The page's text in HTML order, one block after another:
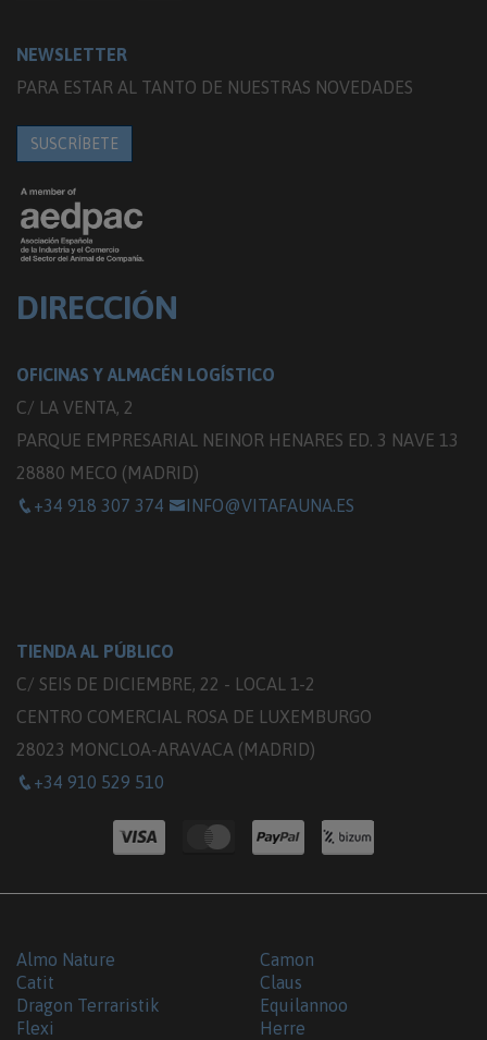
NEWSLETTER
PARA ESTAR AL TANTO DE NUESTRAS NOVEDADES
SUSCRÍBETE
DIRECCIÓN
OFICINAS Y ALMACÉN LOGÍSTICO
C/ LA VENTA, 2
PARQUE EMPRESARIAL NEINOR HENARES ED. 3 NAVE 13
28880 MECO (MADRID)
+34 918 307 374
INFO@VITAFAUNA.ES
TIENDA AL PÚBLICO
C/ SEIS DE DICIEMBRE, 22 - LOCAL 1-2
CENTRO COMERCIAL ROSA DE LUXEMBURGO
28023 MONCLOA-ARAVACA (MADRID)
+34 910 529 510
Almo Nature
Camon
Catit
Claus
Dragon Terraristik
Equilannoo
Flexi
Herre